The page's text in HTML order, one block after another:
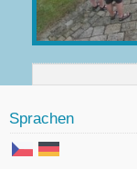
Sprachen